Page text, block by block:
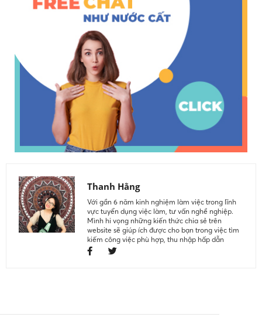
Thanh Hằng
Với gần 6 năm kinh nghiệm làm việc trong lĩnh
vực tuyển dụng việc làm, tư vấn nghề nghiệp.
Mình hi vọng những kiến thức chia sẻ trên
website sẽ giúp ích được cho bạn trong việc tìm
kiếm công việc phù hợp, thu nhập hấp dẫn